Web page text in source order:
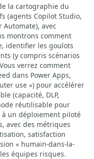
la cartographie du
(agents Copilot Studio,
Automate), avec
montrons comment
identifier les goulots
(y compris scénarios
verrez comment
dans Power Apps,
use ») pour accélérer
(capacité, DLP,
réutilisable pour
à un déploiement piloté
avec des métriques
satisfaction
« humain-dans-la-
équipes risques.